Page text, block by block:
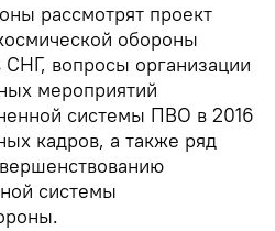
рассмотрят проект
обороны
СНГ, вопросы организации
мероприятий
системы ПВО в 2016
кадров, а также ряд
системы